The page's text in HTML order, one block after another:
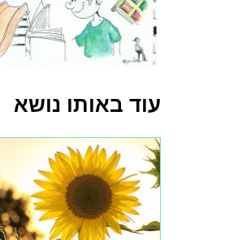
עוד באותו נושא